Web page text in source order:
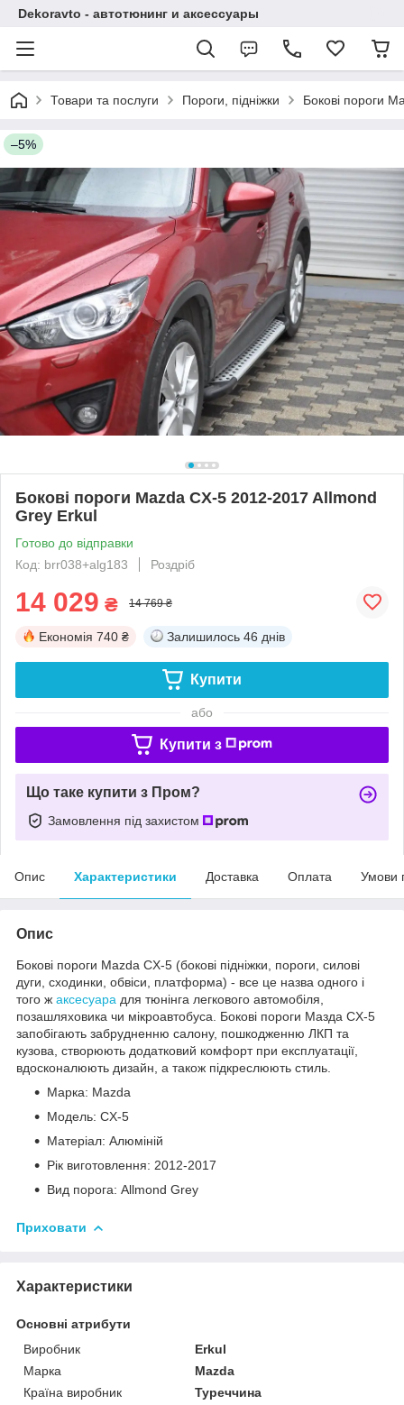
Dekoravto - автотюнинг и аксессуары
Товари та послуги Пороги, підніжки Бокові пороги
–5%
Бокові пороги Mazda CX-5 2012-2017 Allmond
Grey Erkul
Готово до відправки
Код: brr038+alg183
Роздріб
14 029 ₴ 14 769 ₴
Економія 740 ₴ Залишилось 46 днів
Купити
або
Купити з
Що таке купити з Пром?
Замовлення під захистом
Опис Характеристики Доставка Оплата Умови
Опис
Бокові пороги Mazda CX-5 (бокові підніжки, пороги, силові
дуги, сходинки, обвіси, платформа) - все це назва одного і
того ж аксесуара для тюнінга легкового автомобіля,
позашляховика чи мікроавтобуса. Бокові пороги Мазда CX-5
запобігають забрудненню салону, пошкодженню ЛКП та
кузова, створюють додатковий комфорт при експлуатації,
вдосконалюють дизайн, а також підкреслюють стиль.
Марка: Mazda
Модель: CX-5
Матеріал: Алюміній
Рік виготовлення: 2012-2017
Вид порога: Allmond Grey
Приховати
Характеристики
Основні атрибути
Виробник
Erkul
Марка
Mazda
Країна виробник
Туреччина